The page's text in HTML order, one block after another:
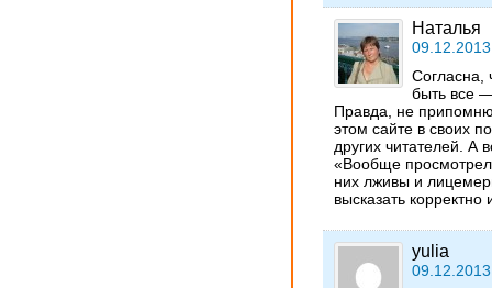
Наталья
Согласна,
быть все
Правда, не
этом сайте в своих
других читателей. А
«Вообще
них лживы и
высказать
yulia